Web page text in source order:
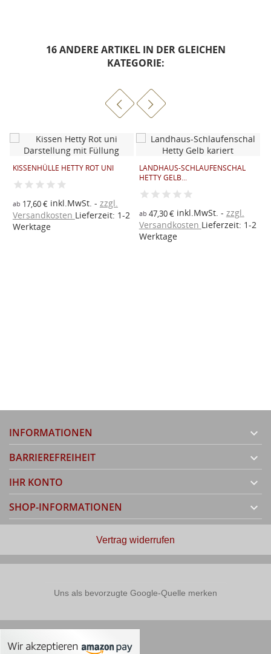
16 ANDERE ARTIKEL IN DER GLEICHEN
KATEGORIE:
KISSENHÜLLE HETTY ROT UNI
ab 17,60 €inkl.MwSt.
zzgl.
Versandkosten Lieferzeit: 1-2
Werktage
LANDHAUS-SCHLAUFENSCHAL
HETTY GELB...
ab 47,30 €inkl.MwSt.
zzgl.
Versandkosten Lieferzeit: 1-2
Werktage
INFORMATIONEN 
BARRIEREFREIHEIT 
IHR KONTO 
SHOP-INFORMATIONEN 
Vertrag widerrufen
Uns als bevorzugte Google-Quelle merken